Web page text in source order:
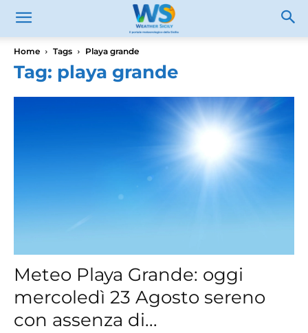
Home Tags Playa grande
Tag: playa grande
Meteo Playa Grande: oggi
mercoledì 23 Agosto sereno
con assenza di...